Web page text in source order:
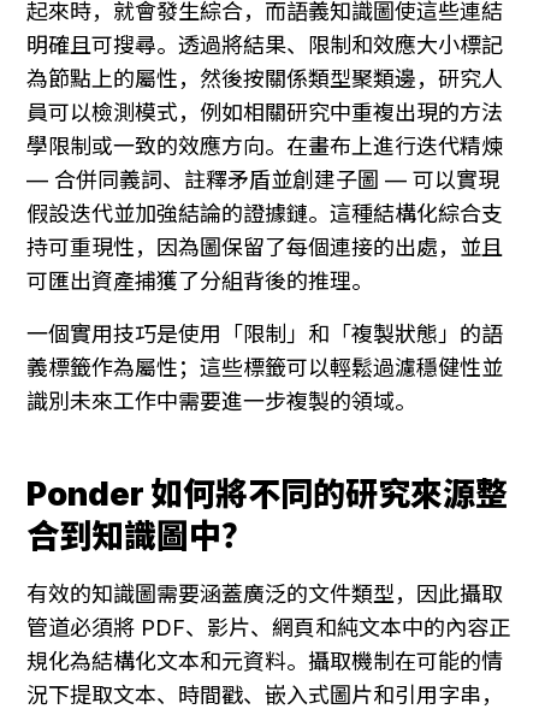
起來時，就會發生綜合，而語義知識圖使這些連結
明確且可搜尋。透過將結果、限制和效應大小標記
為節點上的屬性，然後按關係類型聚類邊，研究人
員可以檢測模式，例如相關研究中重複出現的方法
學限制或一致的效應方向。在畫布上進行迭代精煉
— 合併同義詞、註釋矛盾並創建子圖 — 可以實現
假設迭代並加強結論的證據鏈。這種結構化綜合支
持可重現性，因為圖保留了每個連接的出處，並且
可匯出資產捕獲了分組背後的推理。
一個實用技巧是使用「限制」和「複製狀態」的語
義標籤作為屬性；這些標籤可以輕鬆過濾穩健性並
識別未來工作中需要進一步複製的領域。
Ponder 如何將不同的研究來源整
合到知識圖中？
有效的知識圖需要涵蓋廣泛的文件類型，因此攝取
管道必須將 PDF、影片、網頁和純文本中的內容正
規化為結構化文本和元資料。攝取機制在可能的情
況下提取文本、時間戳、嵌入式圖片和引用字串，